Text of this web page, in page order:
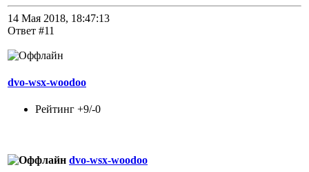
14 Мая 2018, 18:47:13
Ответ #11
dvo-wsx-woodoo
Рейтинг +9/-0
dvo-wsx-woodoo